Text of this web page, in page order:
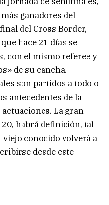
ganadores del
del Cross Border,
hace 21 días se
con el mismo referee y
de su cancha.
son partidos a todo o
antecedentes de la
La gran
habrá definición, tal
viejo conocido volverá a
desde este